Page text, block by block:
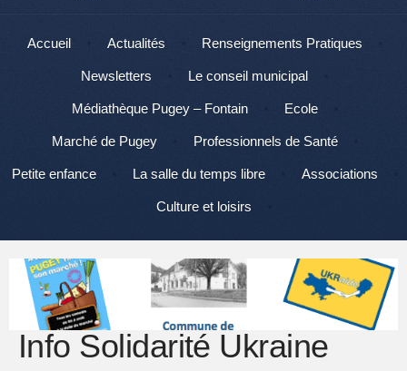
Menu
Aller au contenu
Accueil Actualités Renseignements Pratiques
Newsletters Le conseil municipal
Médiathèque Pugey – Fontain Ecole
Marché de Pugey Professionnels de Santé
Petite enfance La salle du temps libre Associations
Culture et loisirs
Info Solidarité Ukraine